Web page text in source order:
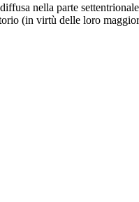
nella parte settentrionale
(in virtù delle loro